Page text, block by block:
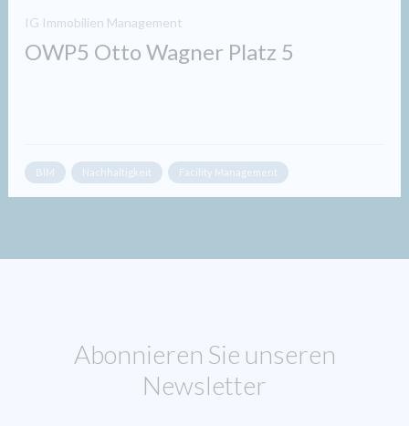
IG Immobilien Management
OWP5 Otto Wagner Platz 5
BIM Nachhaltigkeit Facility Management
Abonnieren Sie unseren
Newsletter